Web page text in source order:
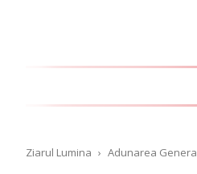
Ziarul Lumina › Adunarea